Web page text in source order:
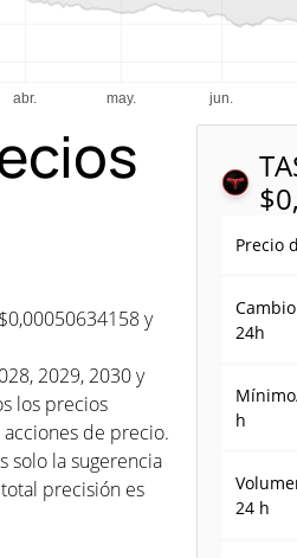
Precio
24h
h
24 h
y
2029, 2030 y
los precios
acciones de precio.
solo la sugerencia
precisión es